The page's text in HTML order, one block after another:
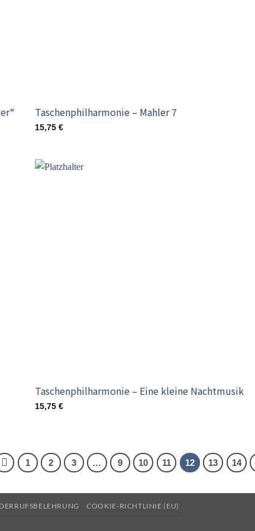
Taschenphilharmonie – Mahler 7
15,75€
Taschenphilharmonie – Eine kleine Nachtmusik
15,75€
1 2 3 … 9 10 11 12 13 14
COOKIE-RICHTLINIE (EU)